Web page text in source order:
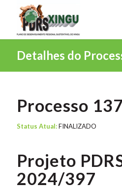
Detalhes do
Processo
Status Atual:FINALIZADO
Projeto
2024/397